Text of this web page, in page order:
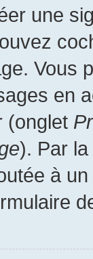
une
Vous
en
(onglet
). Par
à